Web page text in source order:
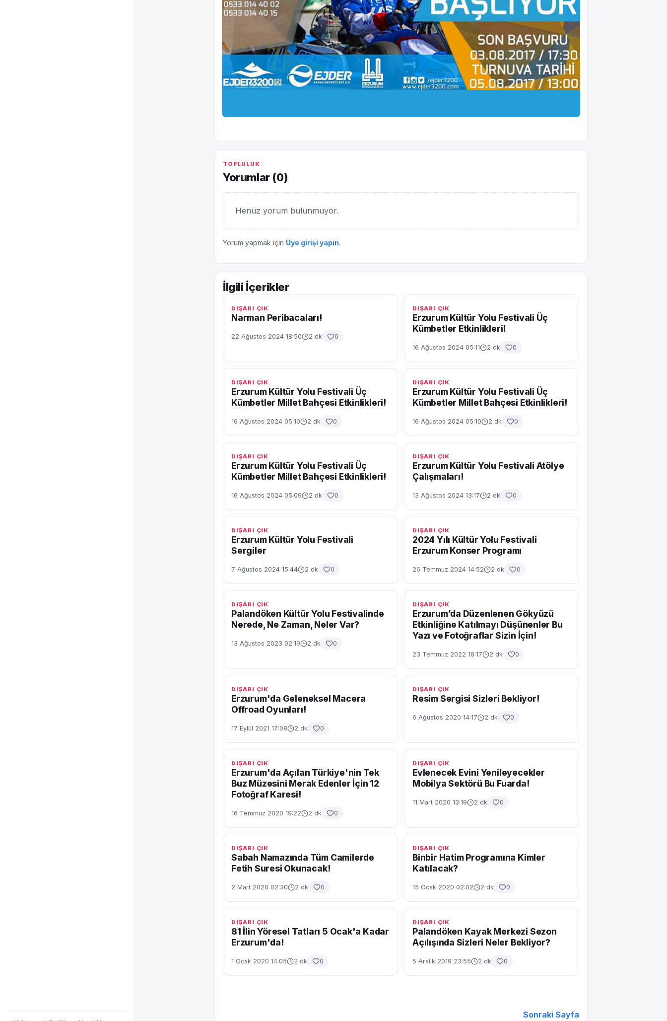
TOPLULUK
Yorumlar (0)
Henüz yorum bulunmuyor.
Yorum yapmak için Üye girişi yapın.
İlgili İçerikler
DIŞARI ÇIK
Narman Peribacaları!
22 Ağustos 2024 18:50 2 dk 0
DIŞARI ÇIK
Erzurum Kültür Yolu Festivali Üç
Kümbetler Etkinlikleri!
16 Ağustos 2024 05:11 2 dk 0
DIŞARI ÇIK
Erzurum Kültür Yolu Festivali Üç
Kümbetler Millet Bahçesi Etkinlikleri!
16 Ağustos 2024 05:10 2 dk 0
DIŞARI ÇIK
Erzurum Kültür Yolu Festivali Üç
Kümbetler Millet Bahçesi Etkinlikleri!
16 Ağustos 2024 05:10 2 dk 0
DIŞARI ÇIK
Erzurum Kültür Yolu Festivali Üç
Kümbetler Millet Bahçesi Etkinlikleri!
16 Ağustos 2024 05:09 2 dk 0
DIŞARI ÇIK
Erzurum Kültür Yolu Festivali Atölye
Çalışmaları!
13 Ağustos 2024 13:17 2 dk 0
DIŞARI ÇIK
Erzurum Kültür Yolu Festivali
Sergiler
7 Ağustos 2024 15:44 2 dk 0
DIŞARI ÇIK
2024 Yılı Kültür Yolu Festivali
Erzurum Konser Programı
26 Temmuz 2024 14:52 2 dk 0
DIŞARI ÇIK
Palandöken Kültür Yolu Festivalinde
Nerede, Ne Zaman, Neler Var?
13 Ağustos 2023 02:19 2 dk 0
DIŞARI ÇIK
Erzurum’da Düzenlenen Gökyüzü
Etkinliğine Katılmayı Düşünenler Bu
Yazı ve Fotoğraflar Sizin İçin!
23 Temmuz 2022 18:17 2 dk 0
DIŞARI ÇIK
Erzurum'da Geleneksel Macera
Offroad Oyunları!
17 Eylül 2021 17:08 2 dk 0
DIŞARI ÇIK
Resim Sergisi Sizleri Bekliyor!
6 Ağustos 2020 14:17 2 dk 0
DIŞARI ÇIK
Erzurum'da Açılan Türkiye'nin Tek
Buz Müzesini Merak Edenler İçin 12
Fotoğraf Karesi!
16 Temmuz 2020 19:22 2 dk 0
DIŞARI ÇIK
Evlenecek Evini Yenileyecekler
Mobilya Sektörü Bu Fuarda!
11 Mart 2020 13:19 2 dk 0
DIŞARI ÇIK
Sabah Namazında Tüm Camilerde
Fetih Suresi Okunacak!
2 Mart 2020 02:30 2 dk 0
DIŞARI ÇIK
Binbir Hatim Programına Kimler
Katılacak?
15 Ocak 2020 02:02 2 dk 0
DIŞARI ÇIK
81 İlin Yöresel Tatları 5 Ocak'a Kadar
Erzurum'da!
1 Ocak 2020 14:05 2 dk 0
DIŞARI ÇIK
Palandöken Kayak Merkezi Sezon
Açılışında Sizleri Neler Bekliyor?
5 Aralık 2019 23:55 2 dk 0
Sonraki Sayfa